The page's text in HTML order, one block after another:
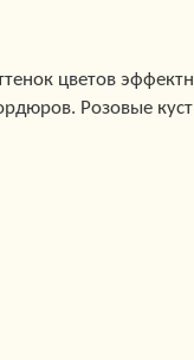
цветов
Розовые